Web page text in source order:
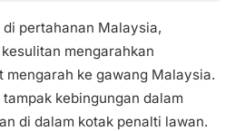
pertahanan Malaysia,
mengarahkan
mengarah ke gawang Malaysia.
kebingungan dalam
di dalam kotak penalti lawan.